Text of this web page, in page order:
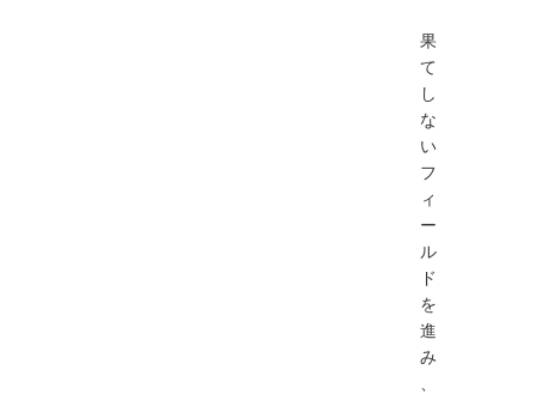
果
て
し
な
い
フ
ィ
ー
ル
ド
を
進
み